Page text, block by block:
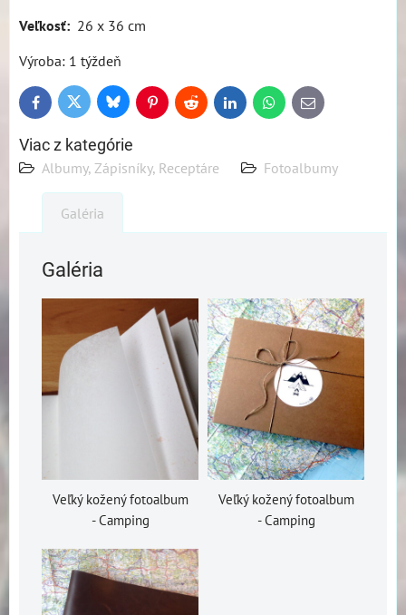
Veľkosť: 26 x 36 cm
Výroba: 1 týždeň
FacebookTwitter BlueskyPinterestReddit LinkedInWhatsApp
E-
mail
Viac z kategórie
Albumy, Zápisníky, Receptáre Fotoalbumy
Galéria
Galéria
Veľký kožený fotoalbum
- Camping
Veľký kožený fotoalbum
- Camping